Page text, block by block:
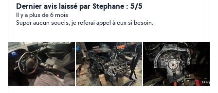
Dernier avis laissé par Stephane : 5/5
Il y a plus de 6 mois
Super aucun soucis, je referai appel à eux si besoin.